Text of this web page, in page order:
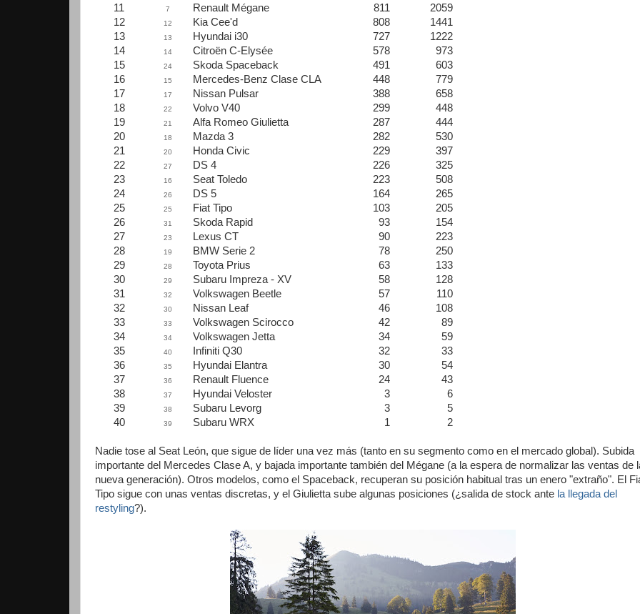
11
7 Renault Mégane 811
2059
12
12 Kia Cee'd 808
1441
13
13 Hyundai i30 727
1222
14
14 Citroën C-Elysée 578
973
15
24 Skoda Spaceback 491
603
16
15 Mercedes-Benz Clase CLA 448
779
17
17 Nissan Pulsar 388
658
18
22 Volvo V40 299
448
19
21 Alfa Romeo Giulietta 287
444
20
18 Mazda 3 282
530
21
20 Honda Civic 229
397
22
27 DS 4 226
325
23
16 Seat Toledo 223
508
24
26 DS 5 164
265
25
25 Fiat Tipo 103
205
26
31 Skoda Rapid 93
154
27
23 Lexus CT 90
223
28
19 BMW Serie 2 78
250
29
28 Toyota Prius 63
133
30
29 Subaru Impreza - XV 58
128
31
32 Volkswagen Beetle 57
110
32
30 Nissan Leaf 46
108
33
33 Volkswagen Scirocco 42
89
34
34 Volkswagen Jetta 34
59
35
40 Infiniti Q30 32
33
36
35 Hyundai Elantra 30
54
37
36 Renault Fluence 24
43
38
37 Hyundai Veloster 3
6
39
38 Subaru Levorg 3
5
40
39 Subaru WRX 1 2
Nadie tose al Seat León, que sigue de líder una vez más (tanto en su segmento como en el mercado global). Subida
importante del Mercedes Clase A, y bajada importante también del Mégane (a la espera de normalizar las ventas de
nueva generación). Otros modelos, como el Spaceback, recuperan su posición habitual tras un enero "extraño". El
Tipo sigue con unas ventas discretas, y el Giulietta sube algunas posiciones (¿salida de stock ante la llegada del
restyling?).